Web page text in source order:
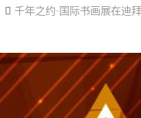
千年之约·国际书画展在迪